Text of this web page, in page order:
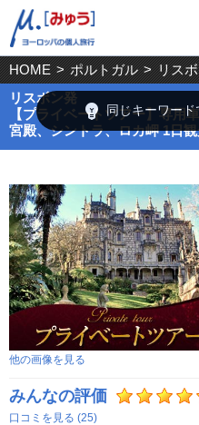
HOME > ポルトガル > リス
リスボン発
【プライベートツアー】専用
宮殿、シントラ、ロカ岬 1日
他の画像を見る
みんなの評価
口コミを見る (25)
emoji_objects 同じキーワー